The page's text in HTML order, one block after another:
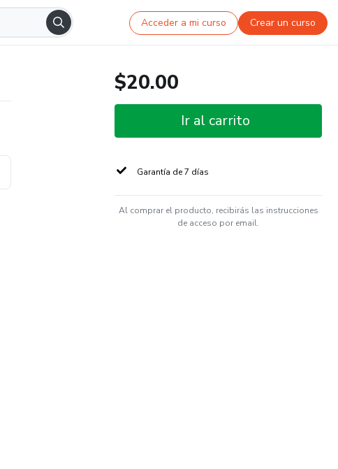
Acceder a mi curso Crear un curso
$20.00
Ir al carrito
Garantía de 7 días
Al comprar el producto, recibirás las instrucciones
de acceso por email.